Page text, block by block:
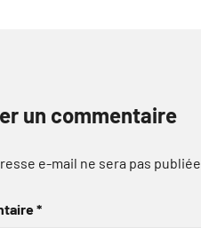
un commentaire
e-mail ne sera pas publiée.
*